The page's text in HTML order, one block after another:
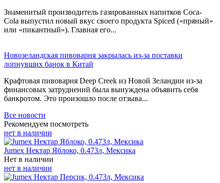
Знаменитый производитель газированных напитков Coca-
Cola выпустил новый вкус своего продукта Spiced («пряный»
или «пикантный»). Главная его...
Новозеландская пивоварня закрылась из-за поставки
лопнувших банок в Китай
Крафтовая пивоварня Deep Creek из Новой Зеландии из-за
финансовых затруднений была вынуждена объявить себя
банкротом. Это произошло после отзыва...
Все новости
Рекомендуем посмотреть
нет в наличии
Jumex Нектар Яблоко, 0.473л, Мексика
Нет в наличии
нет в наличии